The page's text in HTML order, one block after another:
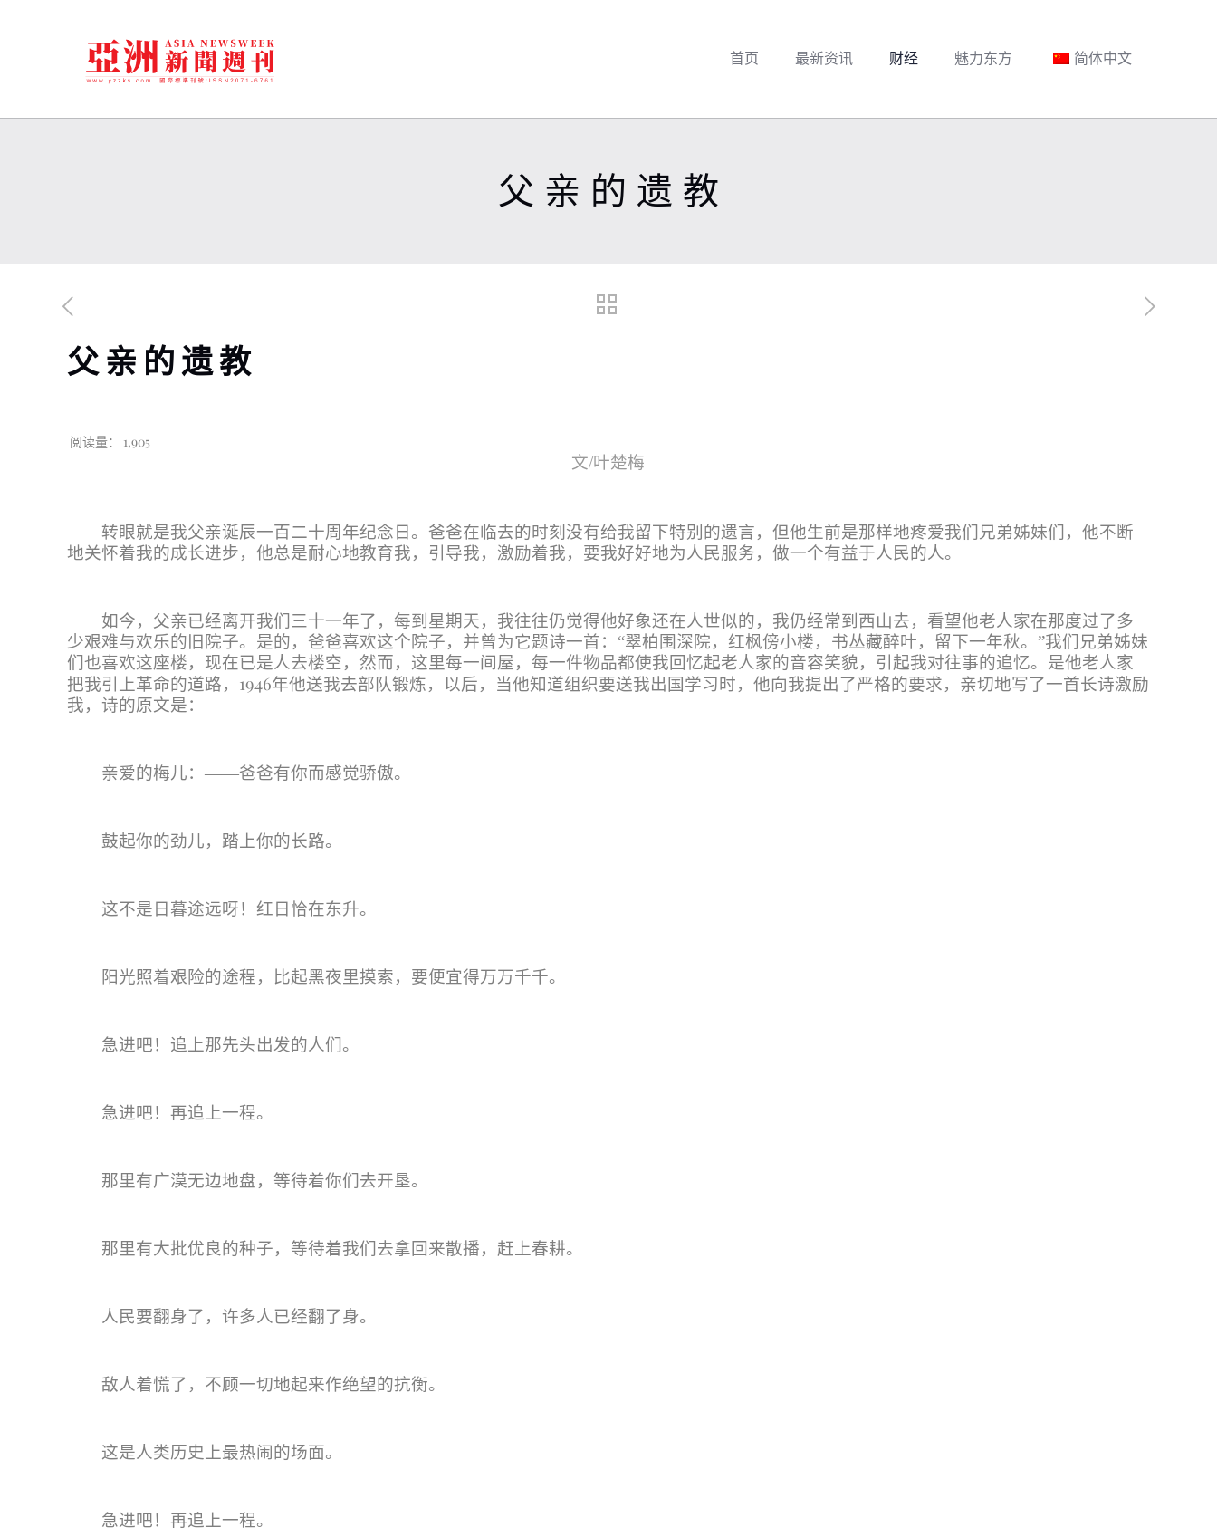
首页 最新资讯 财经 魅力东方 简体中文
父 亲 的 遗 教
父 亲 的 遗 教
阅读量： 1,905
文/叶楚梅
转眼就是我父亲诞辰一百二十周年纪念日。爸爸在临去的时刻没有给我留下特别的遗言，但他生前是那样地疼爱我们兄弟姊妹们，他不断
地关怀着我的成长进步，他总是耐心地教育我，引导我，激励着我，要我好好地为人民服务，做一个有益于人民的人。
如今，父亲已经离开我们三十一年了，每到星期天，我往往仍觉得他好象还在人世似的，我仍经常到西山去，看望他老人家在那度过了多
少艰难与欢乐的旧院子。是的，爸爸喜欢这个院子，并曾为它题诗一首： “翠柏围深院，红枫傍小楼，书丛藏醉叶，留下一年秋。 ”我们兄弟姊妹
们也喜欢这座楼，现在已是人去楼空，然而，这里每一间屋，每一件物品都使我回忆起老人家的音容笑貌，引起我对往事的追忆。是他老人家
把我引上革命的道路， 1946年他送我去部队锻炼，以后，当他知道组织要送我出国学习时，他向我提出了严格的要求，亲切地写了一首长诗激励
我，诗的原文是：
亲爱的梅儿： ——爸爸有你而感觉骄傲。
鼓起你的劲儿，踏上你的长路。
这不是日暮途远呀！红日恰在东升。
阳光照着艰险的途程，比起黑夜里摸索，要便宜得万万千千。
急进吧！追上那先头出发的人们。
急进吧！再追上一程。
那里有广漠无边地盘，等待着你们去开垦。
那里有大批优良的种子，等待着我们去拿回来散播，赶上春耕。
人民要翻身了，许多人已经翻了身。
敌人着慌了，不顾一切地起来作绝望的抗衡。
这是人类历史上最热闹的场面。
急进吧！再追上一程。